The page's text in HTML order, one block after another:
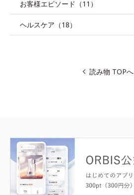
お客様エピソード（11）
ヘルスケア（18）
読み物 TOPへ